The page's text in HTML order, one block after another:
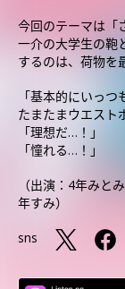
今回のテーマは「
一介の大学生の鞄
するのは、荷物を
「基本的にいっ
たまたまウエスト
「理想だ…！」
「憧れる…！」
（出演：4年みと
年すみ）
sns